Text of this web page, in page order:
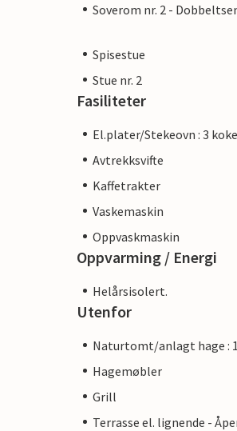
Soverom nr. 2 -
Spisestue
Stue nr. 2
Fasiliteter
El.plater/Stekeovn : 3
Avtrekksvifte
Kaffetrakter
Vaskemaskin
Oppvaskmaskin
Oppvarming / Energi
Helårsisolert.
Utenfor
Naturtomt/anlagt hage :
Hagemøbler
Grill
Terrasse el. lignende -